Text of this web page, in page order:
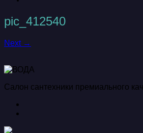
pic_412540
Next →
Салон сантехники премиального